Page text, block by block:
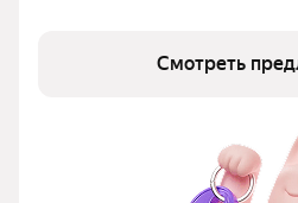
Смотреть